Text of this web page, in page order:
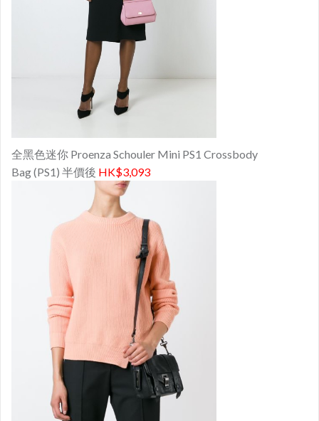
全黑色迷你 Proenza Schouler Mini PS1 Crossbody
Bag (PS1) 半價後 HK$3,093